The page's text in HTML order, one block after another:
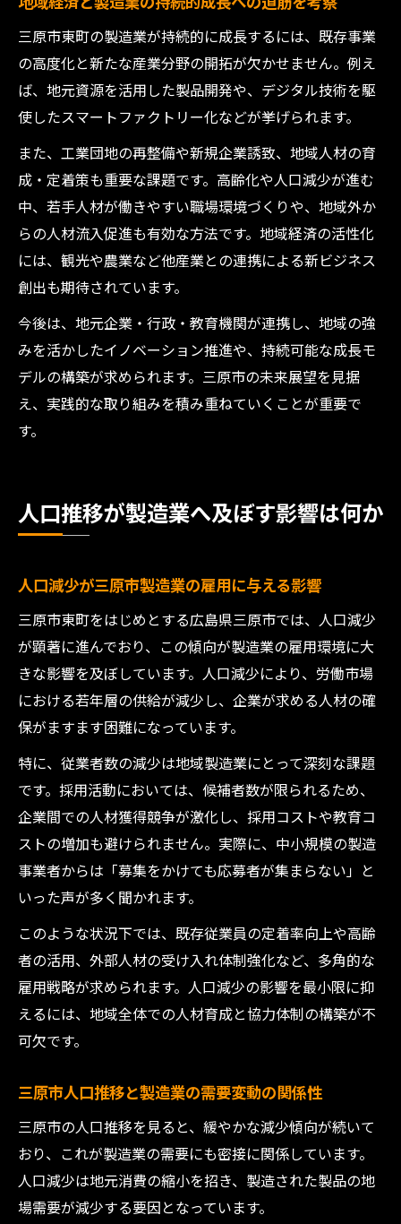
三原市東町の製造業が持続的に成長するには、既存事業
の高度化と新たな産業分野の開拓が欠かせません。例え
ば、地元資源を活用した製品開発や、デジタル技術を駆
使したスマートファクトリー化などが挙げられます。
また、工業団地の再整備や新規企業誘致、地域人材の育
成・定着策も重要な課題です。高齢化や人口減少が進む
中、若手人材が働きやすい職場環境づくりや、地域外か
らの人材流入促進も有効な方法です。地域経済の活性化
には、観光や農業など他産業との連携による新ビジネス
創出も期待されています。
今後は、地元企業・行政・教育機関が連携し、地域の強
みを活かしたイノベーション推進や、持続可能な成長モ
デルの構築が求められます。三原市の未来展望を見据
え、実践的な取り組みを積み重ねていくことが重要で
す。
人口推移が製造業へ及ぼす影響は何か
人口減少が三原市製造業の雇用に与える影響
三原市東町をはじめとする広島県三原市では、人口減少
が顕著に進んでおり、この傾向が製造業の雇用環境に大
きな影響を及ぼしています。人口減少により、労働市場
における若年層の供給が減少し、企業が求める人材の確
保がますます困難になっています。
特に、従業者数の減少は地域製造業にとって深刻な課題
です。採用活動においては、候補者数が限られるため、
企業間での人材獲得競争が激化し、採用コストや教育コ
ストの増加も避けられません。実際に、中小規模の製造
事業者からは「募集をかけても応募者が集まらない」と
いった声が多く聞かれます。
このような状況下では、既存従業員の定着率向上や高齢
者の活用、外部人材の受け入れ体制強化など、多角的な
雇用戦略が求められます。人口減少の影響を最小限に抑
えるには、地域全体での人材育成と協力体制の構築が不
可欠です。
三原市人口推移と製造業の需要変動の関係性
三原市の人口推移を見ると、緩やかな減少傾向が続いて
おり、これが製造業の需要にも密接に関係しています。
人口減少は地元消費の縮小を招き、製造された製品の地
場需要が減少する要因となっています。